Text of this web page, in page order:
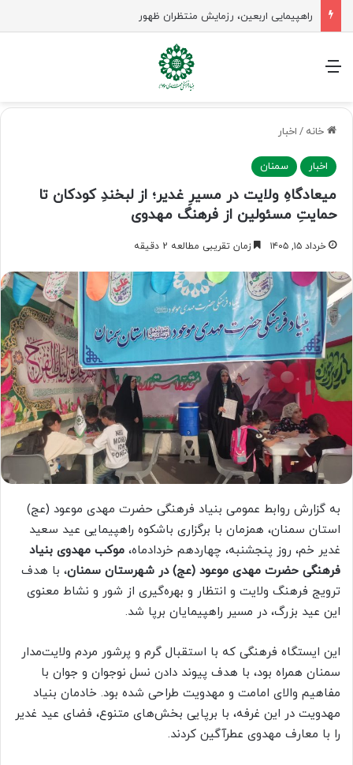
راهپیمایی اربعین، رزمایش منتظران ظهور
منو
خانه / اخبار
اخبار سمنان
میعادگاهِ ولایت در مسیرِ غدیر؛ از لبخندِ کودکان تا
حمایتِ مسئولین از فرهنگ مهدوی
خرداد ۱۵, ۱۴۰۵ زمان تقریبی مطالعه 2 دقیقه
به گزارش روابط عمومی بنیاد فرهنگی حضرت مهدی موعود (عج)
استان سمنان، همزمان با برگزاری باشکوه راهپیمایی عید سعید
غدیر خم، روز پنجشنبه، چهاردهم خردادماه، موکب مهدوی بنیاد
فرهنگی حضرت مهدی موعود (عج) در شهرستان سمنان، با هدف
ترویج فرهنگ ولایت و انتظار و بهره‌گیری از شور و نشاط معنوی
این عید بزرگ، در مسیر راهپیمایان برپا شد.
این ایستگاه فرهنگی که با استقبال گرم و پرشور مردم ولایت‌مدار
سمنان همراه بود، با هدف پیوند دادن نسل نوجوان و جوان با
مفاهیم والای امامت و مهدویت طراحی شده بود. خادمان بنیاد
مهدویت در این غرفه، با برپایی بخش‌های متنوع، فضای عید غدیر
را با معارف مهدوی عطرآگین کردند.